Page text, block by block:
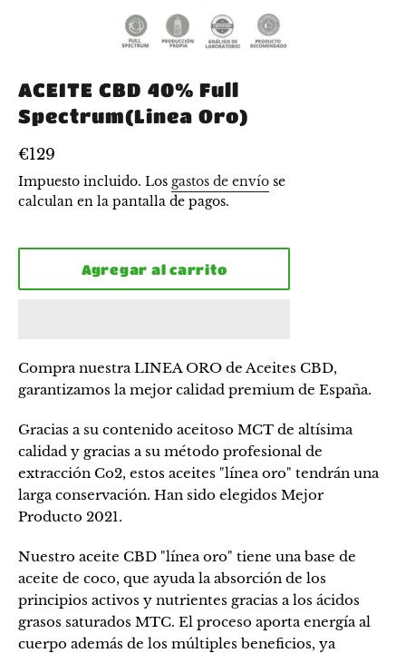
ACEITE CBD 40% Full
Spectrum(Linea Oro)
Precio
habitual
€129
Impuesto incluido. Los gastos de envío se
calculan en la pantalla de pagos.
Agregar al carrito
Compra nuestra LINEA ORO de Aceites CBD,
garantizamos la mejor calidad premium de España.
Gracias a su contenido aceitoso MCT de altísima
calidad y gracias a su método profesional de
extracción Co2, estos aceites "línea oro" tendrán una
larga conservación. Han sido elegidos Mejor
Producto 2021.
Nuestro aceite CBD "línea oro" tiene una base de
aceite de coco, que ayuda la absorción de los
principios activos y nutrientes gracias a los ácidos
grasos saturados MTC. El proceso aporta energía al
cuerpo además de los múltiples beneficios, ya